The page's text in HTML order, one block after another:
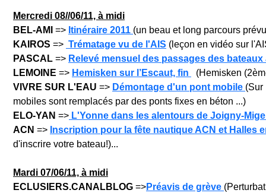
Mercredi 08//06/11, à midi
BEL-AMI => Itinéraire 2011 (un beau et long parcours
KAIROS => Trématage vu de l'AIS (leçon en vidéo sur
PASCAL => Relevé mensuel des passages des
LEMOINE => Hemisken sur l’Escaut, fin
(Hemisken
VIVRE SUR L'EAU => Démontage d'un pont mobile (Sur
mobiles sont remplacés par des ponts fixes en béton ...)
ELO-YAN => L'Yonne dans les alentours de Joigny-
ACN => Inscription pour la fête nautique ACN et Halles
d'inscrire votre bateau!)...
Mardi 07/06/11, à midi
ECLUSIERS.CANALBLOG =>Préavis de grève